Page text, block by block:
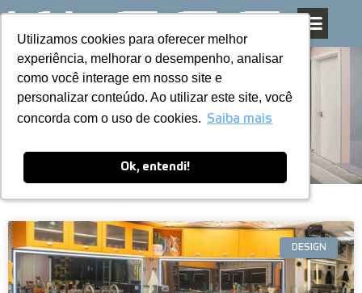
Utilizamos cookies para oferecer melhor
experiência, melhorar o desempenho, analisar
como você interage em nosso site e
personalizar conteúdo. Ao utilizar este site, você
concorda com o uso de cookies. Saiba mais
Ok, entendi!
Utilizamos cookies para oferecer melhor
experiência, melhorar o desempenho, analisar
como você interage em nosso site e
personalizar conteúdo. Ao utilizar este site, você
concorda com o uso de cookies. Saiba mais
Ok, entendi!
Pular
para
o
conteúdo
Blog
DESIGN